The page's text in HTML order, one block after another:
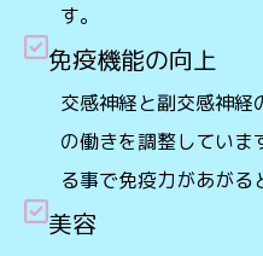
す。
免疫機能の向上
交感神経と副交感神経
の働きを調整してい
る事で免疫力があがる
美容